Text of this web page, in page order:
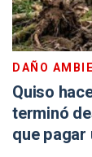
DAÑO
Quiso
terminó
que pagar